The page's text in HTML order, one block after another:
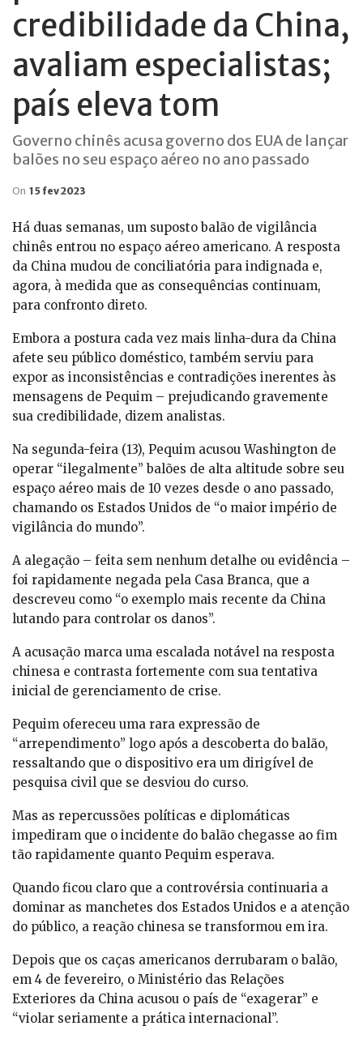
credibilidade da China,
avaliam especialistas;
país eleva tom
Governo chinês acusa governo dos EUA de lançar
balões no seu espaço aéreo no ano passado
On 15 fev 2023
Há duas semanas, um suposto balão de vigilância
chinês entrou no espaço aéreo americano. A resposta
da China mudou de conciliatória para indignada e,
agora, à medida que as consequências continuam,
para confronto direto.
Embora a postura cada vez mais linha-dura da China
afete seu público doméstico, também serviu para
expor as inconsistências e contradições inerentes às
mensagens de Pequim – prejudicando gravemente
sua credibilidade, dizem analistas.
Na segunda-feira (13), Pequim acusou Washington de
operar “ilegalmente” balões de alta altitude sobre seu
espaço aéreo mais de 10 vezes desde o ano passado,
chamando os Estados Unidos de “o maior império de
vigilância do mundo”.
A alegação – feita sem nenhum detalhe ou evidência –
foi rapidamente negada pela Casa Branca, que a
descreveu como “o exemplo mais recente da China
lutando para controlar os danos”.
A acusação marca uma escalada notável na resposta
chinesa e contrasta fortemente com sua tentativa
inicial de gerenciamento de crise.
Pequim ofereceu uma rara expressão de
“arrependimento” logo após a descoberta do balão,
ressaltando que o dispositivo era um dirigível de
pesquisa civil que se desviou do curso.
Mas as repercussões políticas e diplomáticas
impediram que o incidente do balão chegasse ao fim
tão rapidamente quanto Pequim esperava.
Quando ficou claro que a controvérsia continuaria a
dominar as manchetes dos Estados Unidos e a atenção
do público, a reação chinesa se transformou em ira.
Depois que os caças americanos derrubaram o balão,
em 4 de fevereiro, o Ministério das Relações
Exteriores da China acusou o país de “exagerar” e
“violar seriamente a prática internacional”.